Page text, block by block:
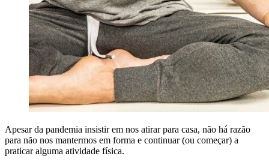
Apesar da pandemia insistir em nos atirar para casa, não há razão
para não nos mantermos em forma e continuar (ou começar) a
praticar alguma atividade física.